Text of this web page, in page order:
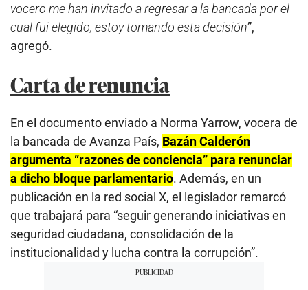
vocero me han invitado a regresar a la bancada por el
cual fui elegido, estoy tomando esta decisión”,
agregó.
Carta de renuncia
En el documento enviado a Norma Yarrow, vocera de
la bancada de Avanza País, Bazán Calderón
argumenta “razones de conciencia” para renunciar
a dicho bloque parlamentario. Además, en un
publicación en la red social X, el legislador remarcó
que trabajará para “seguir generando iniciativas en
seguridad ciudadana, consolidación de la
institucionalidad y lucha contra la corrupción”.